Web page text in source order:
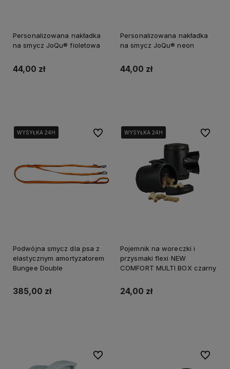
Personalizowana nakładka
na smycz JoQu® fioletowa
44,00 zł
Personalizowana nakładka
na smycz JoQu® neon
44,00 zł
WYSYŁKA 24H
WYSYŁKA 24H
WYSYŁKA 24H
Podwójna smycz dla psa z
elastycznym amortyzatorem
Bungee Double
385,00 zł
Do ulubionychWYSYŁKA 24H
WYSYŁKA 24H
WYSYŁKA 24H
Pojemnik na woreczki i
przysmaki flexi NEW
COMFORT MULTI BOX czarny
24,00 zł
Do
Do ulubionych Do